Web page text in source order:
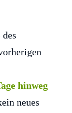
hinweg
neues